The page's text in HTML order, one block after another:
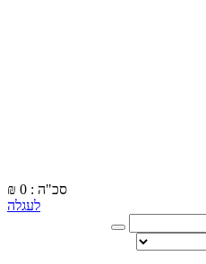
₪
סכ"ה : 0
לעגלה